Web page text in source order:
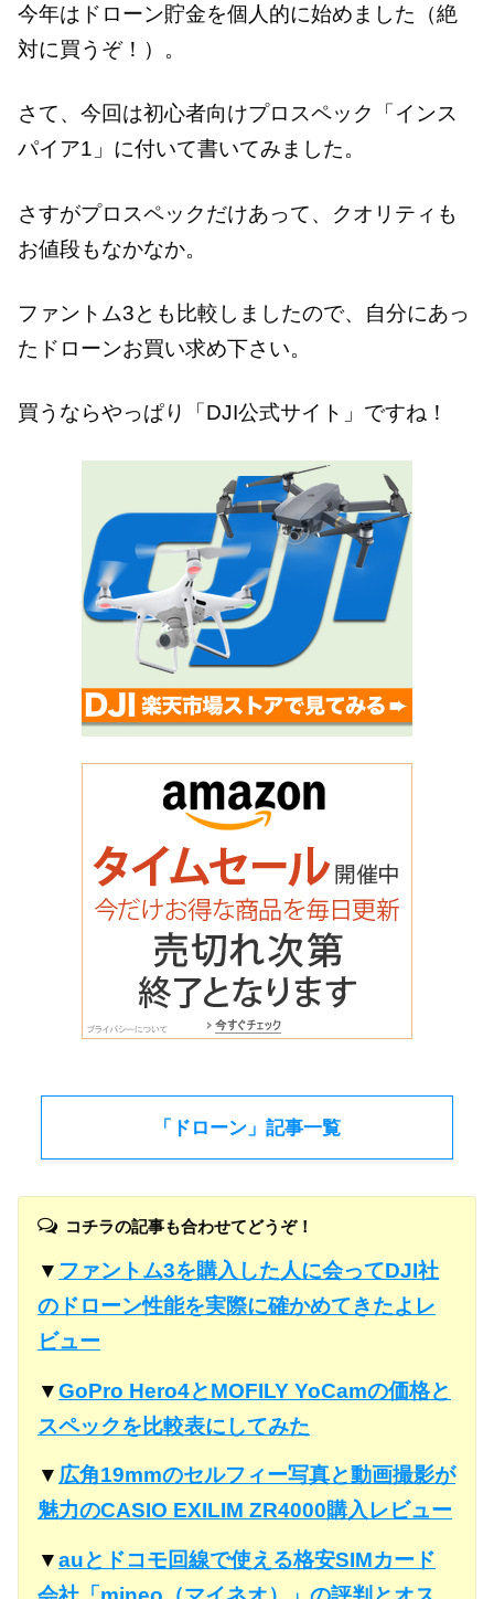
今年はドローン貯金を個人的に始めました（絶
対に買うぞ！）。
さて、今回は初心者向けプロスペック「インス
パイア1」に付いて書いてみました。
さすがプロスペックだけあって、クオリティも
お値段もなかなか。
ファントム3とも比較しましたので、自分にあっ
たドローンお買い求め下さい。
買うならやっぱり「DJI公式サイト」ですね！
「ドローン」記事一覧
コチラの記事も合わせてどうぞ！
▼ ファントム3を購入した人に会ってDJI社
のドローン性能を実際に確かめてきたよレ
ビュー
▼GoPro Hero4とMOFILY YoCamの価格と
スペックを比較表にしてみた
▼ 広角19mmのセルフィー写真と動画撮影が
魅力のCASIO EXILIM ZR4000購入レビュー
▼auとドコモ回線で使える格安SIMカード